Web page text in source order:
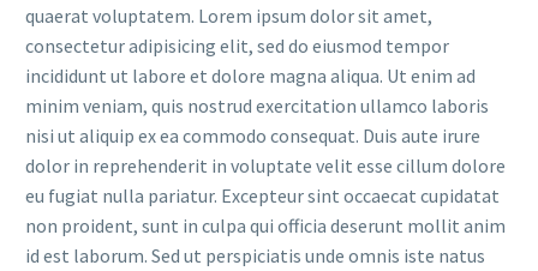
quaerat voluptatem. Lorem ipsum dolor sit amet,
consectetur adipisicing elit, sed do eiusmod tempor
incididunt ut labore et dolore magna aliqua. Ut enim ad
minim veniam, quis nostrud exercitation ullamco laboris
nisi ut aliquip ex ea commodo consequat. Duis aute irure
dolor in reprehenderit in voluptate velit esse cillum dolore
eu fugiat nulla pariatur. Excepteur sint occaecat cupidatat
non proident, sunt in culpa qui officia deserunt mollit anim
id est laborum. Sed ut perspiciatis unde omnis iste natus